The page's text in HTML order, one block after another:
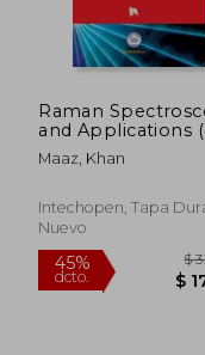
dcto.
Raman
and Applications
Inglés)
Maaz, Khan
Intechopen, Tapa
Nuevo